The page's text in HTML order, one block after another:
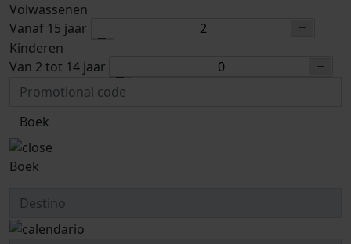
Volwassenen
Vanaf 15 jaar
Kinderen
Van 2 tot 14 jaar
Boek
Boek